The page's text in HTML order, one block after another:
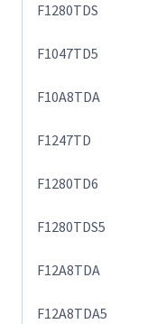
F1280TDS
F1047TD5
F10A8TDA
F1247TD
F1280TD6
F1280TDS5
F12A8TDA
F12A8TDA5